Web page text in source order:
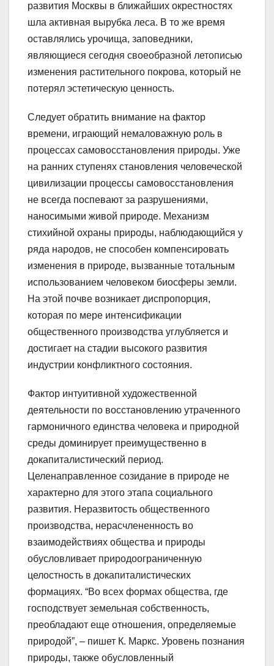
развития Москвы в ближайших окрестностях
шла активная вырубка леса. В то же время
оставлялись урочища, заповедники,
являющиеся сегодня своеобразной летописью
изменения растительного покрова, который не
потерял эстетическую ценность.
Следует обратить внимание на фактор
времени, играющий немаловажную роль в
процессах самовосстановления природы. Уже
на ранних ступенях становления человеческой
цивилизации процессы самовосстановления
не всегда поспевают за разрушениями,
наносимыми живой природе. Механизм
стихийной охраны природы, наблюдающийся у
ряда народов, не способен компенсировать
изменения в природе, вызванные тотальным
использованием человеком биосферы земли.
На этой почве возникает диспропорция,
которая по мере интенсификации
общественного производства углубляется и
достигает на стадии высокого развития
индустрии конфликтного состояния.
Фактор интуитивной художественной
деятельности по восстановлению утраченного
гармоничного единства человека и природной
среды доминирует преимущественно в
докапиталистический период.
Целенаправленное созидание в природе не
характерно для этого этапа социального
развития. Неразвитость общественного
производства, нерасчлененность во
взаимодействиях общества и природы
обусловливает природоограниченную
целостность в докапиталистических
формациях. “Во всех формах общества, где
господствует земельная собственность,
преобладают еще отношения, определяемые
природой”, – пишет К. Маркс. Уровень познания
природы, также обусловленный